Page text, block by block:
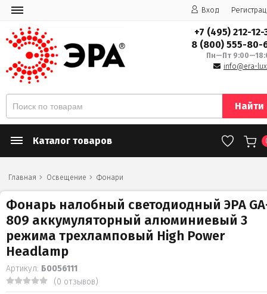
Вход
+7 (495) 212-12-
8 (800) 555-80-
Пн—Пт
info@era-
Найти
Каталог товаров
Главная Освещение Фонари
Фонарь налобный светодиодный ЭРА
809 аккумуляторный алюминиевый 3
режима трехламповый High Power
Headlamp
Артикул: Б0056111
(0 отзывов)